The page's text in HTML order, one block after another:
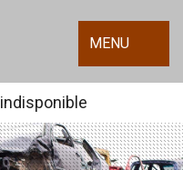
MENU
indisponible